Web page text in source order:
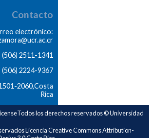
Contacto
electrónico:
2511-1341
(506) 2224-9367
2060,Costa
Rica
los derechos reservados © Universidad
Licencia Creative Commons Attribution-